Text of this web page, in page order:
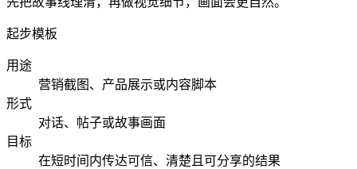
起步模板
用途
营销截图、产品展示或内容脚本
形式
对话、帖子或故事画面
目标
在短时间内传达可信、清楚且可分享的结果